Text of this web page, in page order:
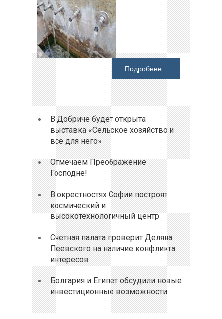
Подробнее...
В Добриче будет открыта
выставка «Сельское хозяйство и
все для него»
Отмечаем Преображение
Господне!
В окрестностях Софии построят
космический и
высокотехнологичный центр
Счетная палата проверит Деляна
Пеевского на наличие конфликта
интересов
Болгария и Египет обсудили новые
инвестиционные возможности